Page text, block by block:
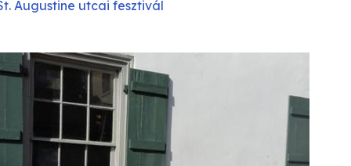
Augustine utcai fesztivál